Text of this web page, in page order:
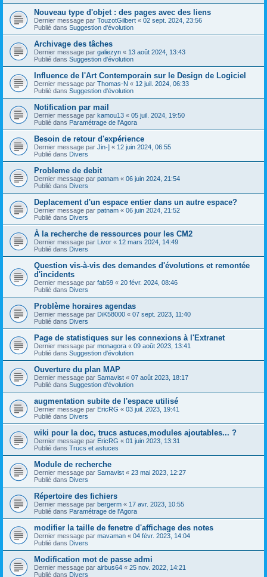
Nouveau type d'objet : des pages avec des liens
Dernier message par TouzotGilbert « 02 sept. 2024, 23:56
Publié dans Suggestion d'évolution
Archivage des tâches
Dernier message par galiezyn « 13 août 2024, 13:43
Publié dans Suggestion d'évolution
Influence de l'Art Contemporain sur le Design de Logiciel
Dernier message par Thomas-N « 12 juil. 2024, 06:33
Publié dans Suggestion d'évolution
Notification par mail
Dernier message par kamou13 « 05 juil. 2024, 19:50
Publié dans Paramétrage de l'Agora
Besoin de retour d'expérience
Dernier message par Jin-] « 12 juin 2024, 06:55
Publié dans Divers
Probleme de debit
Dernier message par patnam « 06 juin 2024, 21:54
Publié dans Divers
Deplacement d'un espace entier dans un autre espace?
Dernier message par patnam « 06 juin 2024, 21:52
Publié dans Divers
À la recherche de ressources pour les CM2
Dernier message par Livor « 12 mars 2024, 14:49
Publié dans Divers
Question vis-à-vis des demandes d'évolutions et remontée
d'incidents
Dernier message par fab59 « 20 févr. 2024, 08:46
Publié dans Divers
Problème horaires agendas
Dernier message par DiK58000 « 07 sept. 2023, 11:40
Publié dans Divers
Page de statistiques sur les connexions à l'Extranet
Dernier message par monagora « 09 août 2023, 13:41
Publié dans Suggestion d'évolution
Ouverture du plan MAP
Dernier message par Samavist « 07 août 2023, 18:17
Publié dans Suggestion d'évolution
augmentation subite de l'espace utilisé
Dernier message par EricRG « 03 juil. 2023, 19:41
Publié dans Divers
wiki pour la doc, trucs astuces,modules ajoutables... ?
Dernier message par EricRG « 01 juin 2023, 13:31
Publié dans Trucs et astuces
Module de recherche
Dernier message par Samavist « 23 mai 2023, 12:27
Publié dans Divers
Répertoire des fichiers
Dernier message par bergerm « 17 avr. 2023, 10:55
Publié dans Paramétrage de l'Agora
modifier la taille de fenetre d'affichage des notes
Dernier message par mavaman « 04 févr. 2023, 14:04
Publié dans Divers
Modification mot de passe admi
Dernier message par airbus64 « 25 nov. 2022, 14:21
Publié dans Divers